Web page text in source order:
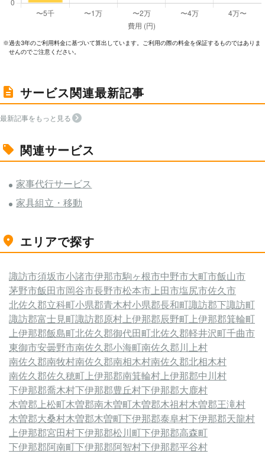
※過去3年のご利⽤料⾦に基づいて算出しています。ご利⽤の際の料⾦を保証するものではありま
せんのでご注意ください。
サービス関連最新記事
最新記事をもっと見る
関連サービス
家事代行サービス
家具組立・移動
エリアで探す
諏訪市須坂市小諸市伊那市駒ヶ根市中野市大町市飯山市
茅野市飯田市岡谷市長野市松本市上田市塩尻市佐久市
北佐久郡立科町小県郡青木村小県郡長和町諏訪郡下諏訪町
諏訪郡富士見町諏訪郡原村上伊那郡辰野町上伊那郡箕輪町
上伊那郡飯島町北佐久郡御代田町北佐久郡軽井沢町千曲市
東御市安曇野市南佐久郡小海町南佐久郡川上村
南佐久郡南牧村南佐久郡南相木村南佐久郡北相木村
南佐久郡佐久穂町上伊那郡南箕輪村上伊那郡中川村
下伊那郡喬木村下伊那郡豊丘村下伊那郡大鹿村
木曽郡上松町木曽郡南木曽町木曽郡木祖村木曽郡王滝村
木曽郡大桑村木曽郡木曽町下伊那郡泰阜村下伊那郡天龍村
上伊那郡宮田村下伊那郡松川町下伊那郡高森町
下伊那郡阿南町下伊那郡阿智村下伊那郡平谷村